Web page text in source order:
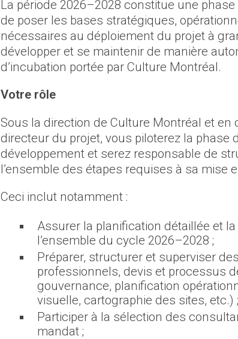
La période 2026–2028 constitue une
de poser les bases stratégiques,
nécessaires au déploiement du projet à
développer et se maintenir de manière
d’incubation portée par Culture Montréal.
Votre rôle
Sous la direction de Culture Montréal et en
directeur du projet, vous piloterez la phase
développement et serez responsable de
l’ensemble des étapes requises à sa mise
Ceci inclut notamment :
Assurer la planification détaillée et
l’ensemble du cycle 2026–2028 ;
Préparer, structurer et superviser
professionnels, devis et processus
gouvernance, planification
visuelle, cartographie des sites, etc.) ;
Participer à la sélection des
mandat ;